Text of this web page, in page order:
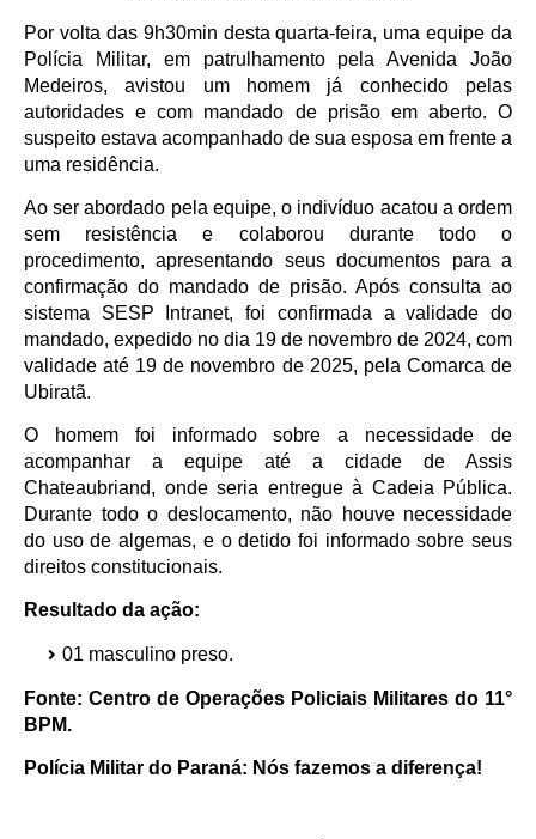
Por volta das 9h30min desta quarta-feira, uma equipe da
Polícia Militar, em patrulhamento pela Avenida João
Medeiros, avistou um homem já conhecido pelas
autoridades e com mandado de prisão em aberto. O
suspeito estava acompanhado de sua esposa em frente a
uma residência.
Ao ser abordado pela equipe, o indivíduo acatou a ordem
sem resistência e colaborou durante todo o
procedimento, apresentando seus documentos para a
confirmação do mandado de prisão. Após consulta ao
sistema SESP Intranet, foi confirmada a validade do
mandado, expedido no dia 19 de novembro de 2024, com
validade até 19 de novembro de 2025, pela Comarca de
Ubiratã.
O homem foi informado sobre a necessidade de
acompanhar a equipe até a cidade de Assis
Chateaubriand, onde seria entregue à Cadeia Pública.
Durante todo o deslocamento, não houve necessidade
do uso de algemas, e o detido foi informado sobre seus
direitos constitucionais.
Resultado da ação:
01 masculino preso.
Fonte: Centro de Operações Policiais Militares do 11°
BPM.
Polícia Militar do Paraná: Nós fazemos a diferença!